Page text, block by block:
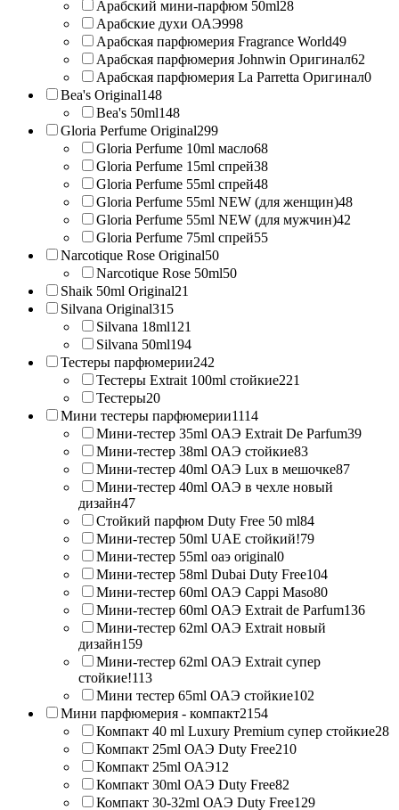
Арабский мини-парфюм 50ml28
Арабские духи ОАЭ998
Арабская парфюмерия Fragrance World49
Арабская парфюмерия Johnwin Оригинал62
Арабская парфюмерия La Parretta Оригинал0
Bea's Original148
Bea's 50ml148
Gloria Perfume Original299
Gloria Perfume 10ml масло68
Gloria Perfume 15ml спрей38
Gloria Perfume 55ml спрей48
Gloria Perfume 55ml NEW (для женщин)48
Gloria Perfume 55ml NEW (для мужчин)42
Gloria Perfume 75ml спрей55
Narcotique Rose Original50
Narcotique Rose 50ml50
Shaik 50ml Original21
Silvana Original315
Silvana 18ml121
Silvana 50ml194
Тестеры парфюмерии242
Тестеры Extrait 100ml стойкие221
Тестеры20
Мини тестеры парфюмерии1114
Мини-тестер 35ml ОАЭ Extrait De Parfum39
Мини-тестер 38ml ОАЭ стойкие83
Мини-тестер 40ml ОАЭ Lux в мешочке87
Мини-тестер 40ml ОАЭ в чехле новый
дизайн47
Стойкий парфюм Duty Free 50 ml84
Мини-тестер 50ml UAE стойкий!79
Мини-тестер 55ml оаэ original0
Мини-тестер 58ml Dubai Duty Free104
Мини-тестер 60ml ОАЭ Cappi Maso80
Мини-тестер 60ml ОАЭ Extrait de Parfum136
Мини-тестер 62ml ОАЭ Extrait новый
дизайн159
Мини-тестер 62ml ОАЭ Extrait супер
стойкие!113
Мини тестер 65ml ОАЭ стойкие102
Мини парфюмерия - компакт2154
Компакт 40 ml Luxury Premium супер стойкие28
Компакт 25ml ОАЭ Duty Free210
Компакт 25ml ОАЭ12
Компакт 30ml ОАЭ Duty Free82
Компакт 30-32ml ОАЭ Duty Free129